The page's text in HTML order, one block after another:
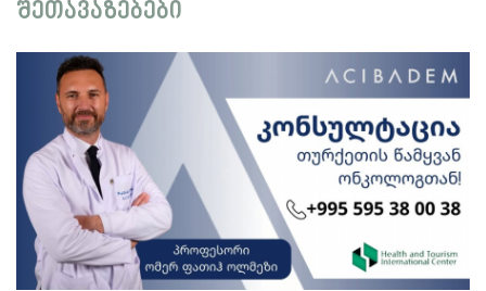
შეთავაზებები